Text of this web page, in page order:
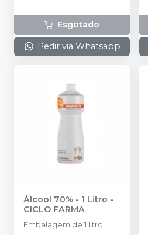
Esgotado
Pedir via Whatsapp
Álcool 70% - 1 Litro -
CICLO FARMA
Embalagem de 1 litro.